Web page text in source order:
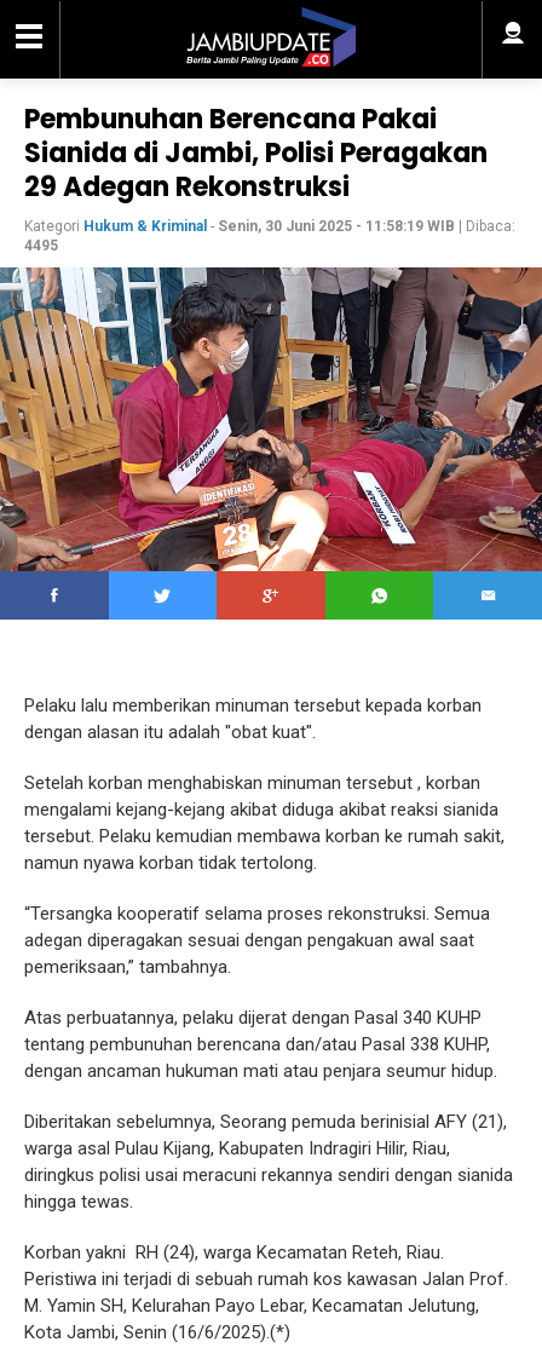
Pembunuhan Berencana Pakai
Sianida di Jambi, Polisi Peragakan
29 Adegan Rekonstruksi
Kategori Hukum & Kriminal - Senin, 30 Juni 2025 - 11:58:19 WIB | Dibaca:
4495
Pelaku lalu memberikan minuman tersebut kepada korban
dengan alasan itu adalah "obat kuat".
Setelah korban menghabiskan minuman tersebut , korban
mengalami kejang-kejang akibat diduga akibat reaksi sianida
tersebut. Pelaku kemudian membawa korban ke rumah sakit,
namun nyawa korban tidak tertolong.
“Tersangka kooperatif selama proses rekonstruksi. Semua
adegan diperagakan sesuai dengan pengakuan awal saat
pemeriksaan,” tambahnya.
Atas perbuatannya, pelaku dijerat dengan Pasal 340 KUHP
tentang pembunuhan berencana dan/atau Pasal 338 KUHP,
dengan ancaman hukuman mati atau penjara seumur hidup.
Diberitakan sebelumnya, Seorang pemuda berinisial AFY (21),
warga asal Pulau Kijang, Kabupaten Indragiri Hilir, Riau,
diringkus polisi usai meracuni rekannya sendiri dengan sianida
hingga tewas.
Korban yakni RH (24), warga Kecamatan Reteh, Riau.
Peristiwa ini terjadi di sebuah rumah kos kawasan Jalan Prof.
M. Yamin SH, Kelurahan Payo Lebar, Kecamatan Jelutung,
Kota Jambi, Senin (16/6/2025).(*)